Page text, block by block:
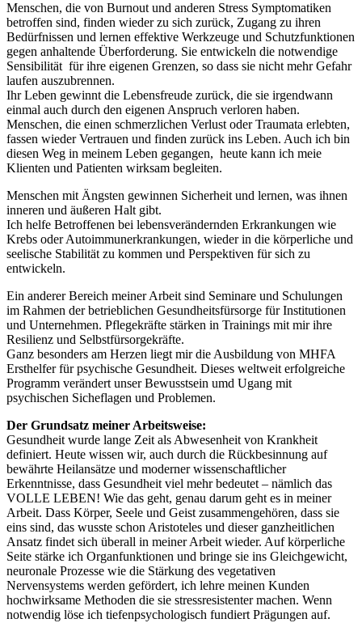
Menschen, die von Burnout und anderen Stress Symptomatiken
betroffen sind, finden wieder zu sich zurück, Zugang zu ihren
Bedürfnissen und lernen effektive Werkzeuge und Schutzfunktionen
gegen anhaltende Überforderung. Sie entwickeln die notwendige
Sensibilität für ihre eigenen Grenzen, so dass sie nicht mehr Gefahr
laufen auszubrennen.
Ihr Leben gewinnt die Lebensfreude zurück, die sie irgendwann
einmal auch durch den eigenen Anspruch verloren haben.
Menschen, die einen schmerzlichen Verlust oder Traumata erlebten,
fassen wieder Vertrauen und finden zurück ins Leben. Auch ich bin
diesen Weg in meinem Leben gegangen, heute kann ich meie
Klienten und Patienten wirksam begleiten.
Menschen mit Ängsten gewinnen Sicherheit und lernen, was ihnen
inneren und äußeren Halt gibt.
Ich helfe Betroffenen bei lebensverändernden Erkrankungen wie
Krebs oder Autoimmunerkrankungen, wieder in die körperliche und
seelische Stabilität zu kommen und Perspektiven für sich zu
entwickeln.
Ein anderer Bereich meiner Arbeit sind Seminare und Schulungen
im Rahmen der betrieblichen Gesundheitsfürsorge für Institutionen
und Unternehmen. Pflegekräfte stärken in Trainings mit mir ihre
Resilienz und Selbstfürsorgekräfte.
Ganz besonders am Herzen liegt mir die Ausbildung von MHFA
Ersthelfer für psychische Gesundheit. Dieses weltweit erfolgreiche
Programm verändert unser Bewusstsein umd Ugang mit
psychischen Sicheflagen und Problemen.
Der Grundsatz meiner Arbeitsweise:
Gesundheit wurde lange Zeit als Abwesenheit von Krankheit
definiert. Heute wissen wir, auch durch die Rückbesinnung auf
bewährte Heilansätze und moderner wissenschaftlicher
Erkenntnisse, dass Gesundheit viel mehr bedeutet – nämlich das
VOLLE LEBEN! Wie das geht, genau darum geht es in meiner
Arbeit. Dass Körper, Seele und Geist zusammengehören, dass sie
eins sind, das wusste schon Aristoteles und dieser ganzheitlichen
Ansatz findet sich überall in meiner Arbeit wieder. Auf körperliche
Seite stärke ich Organfunktionen und bringe sie ins Gleichgewicht,
neuronale Prozesse wie die Stärkung des vegetativen
Nervensystems werden gefördert, ich lehre meinen Kunden
hochwirksame Methoden die sie stressresistenter machen. Wenn
notwendig löse ich tiefenpsychologisch fundiert Prägungen auf.